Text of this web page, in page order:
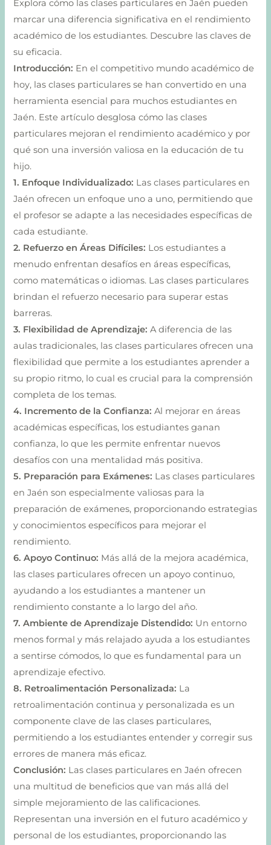
Explora cómo las clases particulares en Jaén pueden
marcar una diferencia significativa en el rendimiento
académico de los estudiantes. Descubre las claves de
su eficacia.
Introducción: En el competitivo mundo académico de
hoy, las clases particulares se han convertido en una
herramienta esencial para muchos estudiantes en
Jaén. Este artículo desglosa cómo las clases
particulares mejoran el rendimiento académico y por
qué son una inversión valiosa en la educación de tu
hijo.
1. Enfoque Individualizado: Las clases particulares en
Jaén ofrecen un enfoque uno a uno, permitiendo que
el profesor se adapte a las necesidades específicas de
cada estudiante.
2. Refuerzo en Áreas Difíciles: Los estudiantes a
menudo enfrentan desafíos en áreas específicas,
como matemáticas o idiomas. Las clases particulares
brindan el refuerzo necesario para superar estas
barreras.
3. Flexibilidad de Aprendizaje: A diferencia de las
aulas tradicionales, las clases particulares ofrecen una
flexibilidad que permite a los estudiantes aprender a
su propio ritmo, lo cual es crucial para la comprensión
completa de los temas.
4. Incremento de la Confianza: Al mejorar en áreas
académicas específicas, los estudiantes ganan
confianza, lo que les permite enfrentar nuevos
desafíos con una mentalidad más positiva.
5. Preparación para Exámenes: Las clases particulares
en Jaén son especialmente valiosas para la
preparación de exámenes, proporcionando estrategias
y conocimientos específicos para mejorar el
rendimiento.
6. Apoyo Continuo: Más allá de la mejora académica,
las clases particulares ofrecen un apoyo continuo,
ayudando a los estudiantes a mantener un
rendimiento constante a lo largo del año.
7. Ambiente de Aprendizaje Distendido: Un entorno
menos formal y más relajado ayuda a los estudiantes
a sentirse cómodos, lo que es fundamental para un
aprendizaje efectivo.
8. Retroalimentación Personalizada: La
retroalimentación continua y personalizada es un
componente clave de las clases particulares,
permitiendo a los estudiantes entender y corregir sus
errores de manera más eficaz.
Conclusión: Las clases particulares en Jaén ofrecen
una multitud de beneficios que van más allá del
simple mejoramiento de las calificaciones.
Representan una inversión en el futuro académico y
personal de los estudiantes, proporcionando las